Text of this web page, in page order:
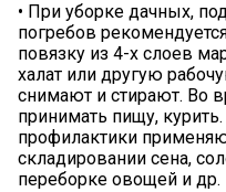
• При уборке дачных,
погребов
повязку из 4-х слоев
халат или другую
снимают и стирают. Во
принимать пищу,
профилактики
складировании сена,
переборке овощей и др.